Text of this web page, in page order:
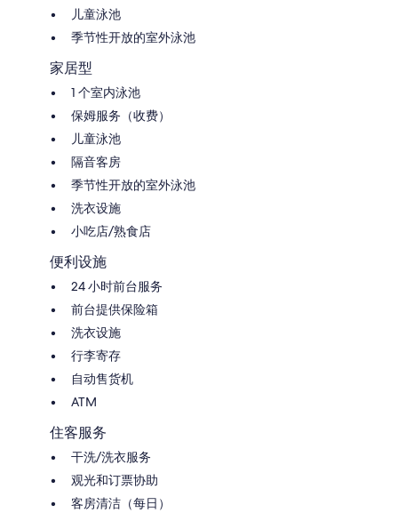
儿童泳池
季节性开放的室外泳池
家居型
1 个室内泳池
保姆服务（收费）
儿童泳池
隔音客房
季节性开放的室外泳池
洗衣设施
小吃店/熟食店
便利设施
24 小时前台服务
前台提供保险箱
洗衣设施
行李寄存
自动售货机
ATM
住客服务
干洗/洗衣服务
观光和订票协助
客房清洁（每日）